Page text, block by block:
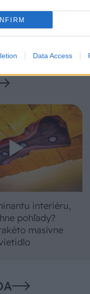
Data Access
interiéru,
pohľady?
masívne